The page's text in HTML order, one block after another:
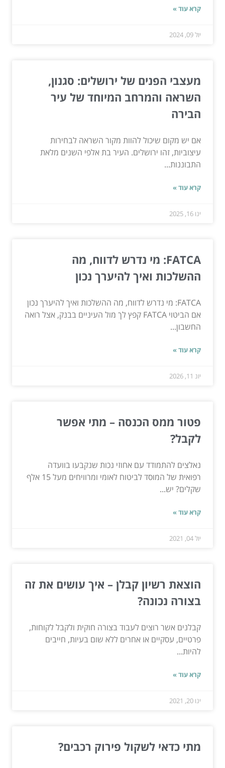
קרא עוד »
יול 09, 2024
מעצבי הפנים של ירושלים: סגנון,
השראה והמרחב המיוחד של עיר
הבירה
אם יש מקום שיכול להוות מקור השראה לבחירות
עיצוביות, זהו ירושלים. העיר בת אלפי השנים מלאת
התבוננות...
קרא עוד »
ינו 16, 2025
FATCA: מי נדרש לדווח, מה
ההשלכות ואיך להיערך נכון
FATCA: מי נדרש לדווח, מה ההשלכות ואיך להיערך נכון
אם הביטוי FATCA קפץ לך מול העיניים בבנק, אצל רואה
החשבון...
קרא עוד »
יונ 11, 2026
פטור ממס הכנסה – מתי אפשר
לקבל?
נאלצים להתמודד עם אחוזי נכות שנקבעו בוועדה
רפואית של המוסד לביטוח לאומי ומרוויחים מעל 15 אלף
שקלים? יש...
קרא עוד »
יול 04, 2021
הוצאת רשיון קבלן – איך עושים את זה
בצורה נכונה?
קבלנים אשר רוצים לעבוד בצורה חוקית ולקבל לקוחות,
פרטיים, עסקיים או אחרים ללא שום בעיות, חייבים
להיות...
קרא עוד »
ינו 20, 2021
מתי כדאי לשקול פירוק רכבים?